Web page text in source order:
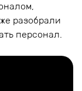
разобрали
персонал.